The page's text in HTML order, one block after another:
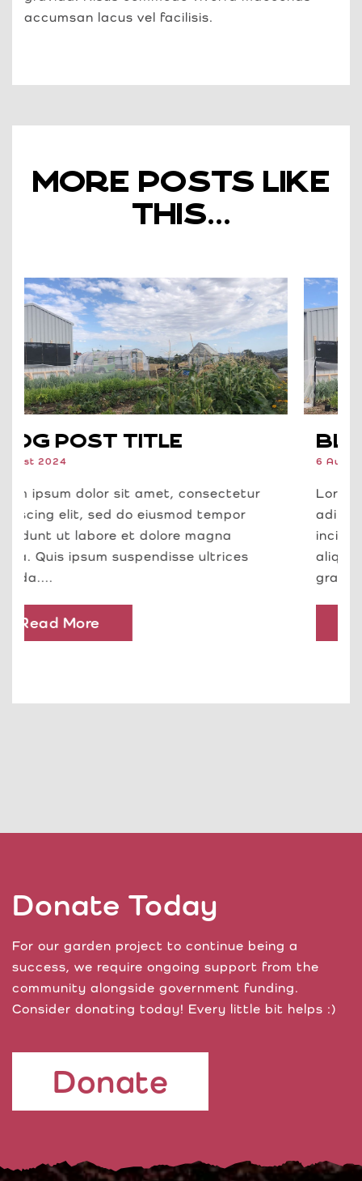
accumsan lacus vel facilisis.
more POSTS like
this...
Blog Post Title
6 August 2024
Lorem ipsum dolor sit amet, consectetur
adipiscing elit, sed do eiusmod tempor
incididunt ut labore et dolore magna
aliqua. Quis ipsum suspendisse ultrices
gravida....
Read More
Donate Today
For our garden project to continue being a
success, we require ongoing support from the
community alongside government funding.
Consider donating today! Every little bit helps :)
Donate